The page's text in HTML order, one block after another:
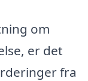
om
er det
fra